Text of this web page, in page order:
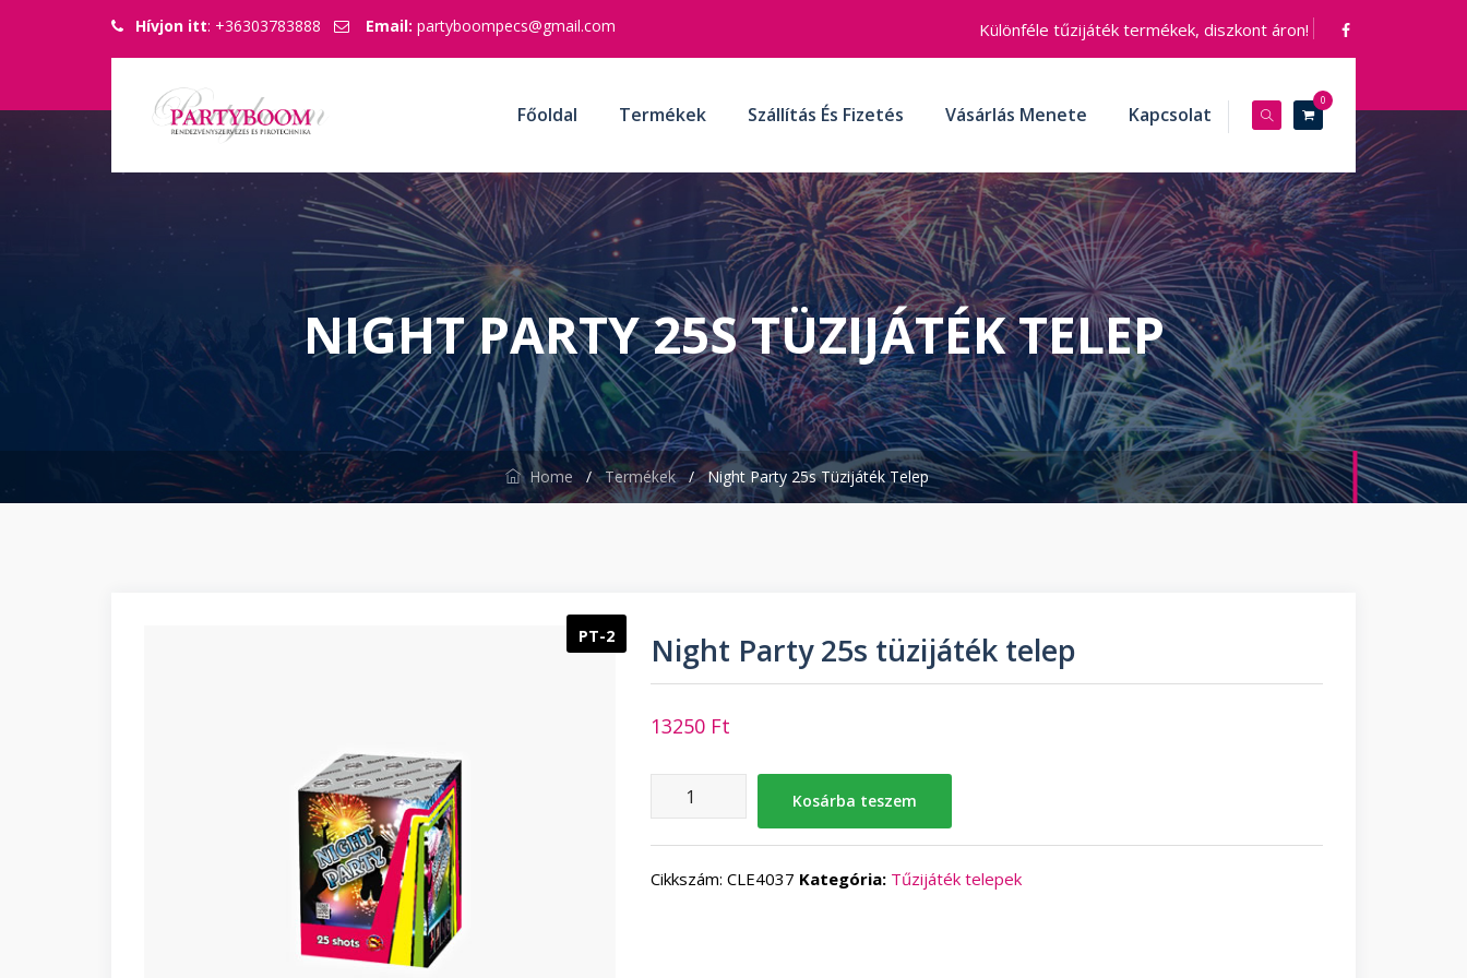
Hívjon itt: +36303783888 Email: partyboompecs@gmail.com Különféle tűzijáték termékek, diszkont áron!
0
Főoldal Termékek Szállítás És Fizetés Vásárlás Menete Kapcsolat
NIGHT PARTY 25S TÜZIJÁTÉK TELEP
Home / Termékek/ Night Party 25s Tüzijáték Telep
PT-2 Night Party 25s tüzijáték telep
13250 Ft
Night
Party
25s
tüzijáték
Kosárba teszem
Cikkszám:CLE4037 Kategória: Tűzijáték telepek